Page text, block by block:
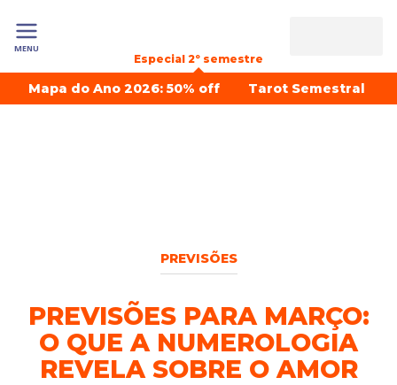
MENU
Especial 2º semestre
Mapa do Ano 2026: 50% off Tarot Semestral
PREVISÕES
PREVISÕES PARA MARÇO:
O QUE A NUMEROLOGIA
REVELA SOBRE O AMOR